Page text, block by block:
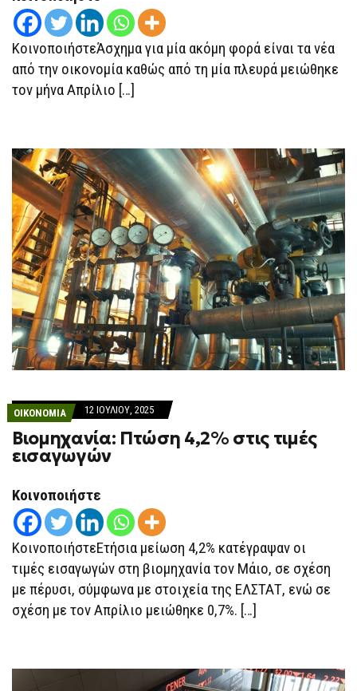
ΚοινοποιήστεΆσχημα για μία ακόμη φορά είναι τα νέα
από την οικονομία καθώς από τη μία πλευρά μειώθηκε
τον μήνα Απρίλιο […]
ΟΙΚΟΝΟΜΙΑ 12 ΙΟΥΛΊΟΥ, 2025
Βιομηχανία: Πτώση 4,2% στις τιμές
εισαγωγών
Κοινοποιήστε
ΚοινοποιήστεΕτήσια μείωση 4,2% κατέγραψαν οι
τιμές εισαγωγών στη βιομηχανία τον Μάιο, σε σχέση
με πέρυσι, σύμφωνα με στοιχεία της ΕΛΣΤΑΤ, ενώ σε
σχέση με τον Απρίλιο μειώθηκε 0,7%. […]